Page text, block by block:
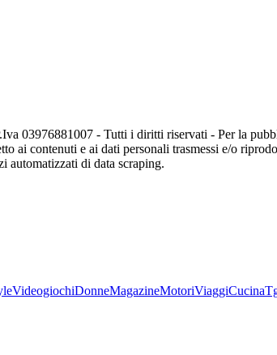
03976881007 - Tutti i diritti riservati - Per la
ai contenuti e ai dati personali trasmessi e/o
automatizzati di data scraping.
VideogiochiDonneMagazineMotoriViaggiCucina